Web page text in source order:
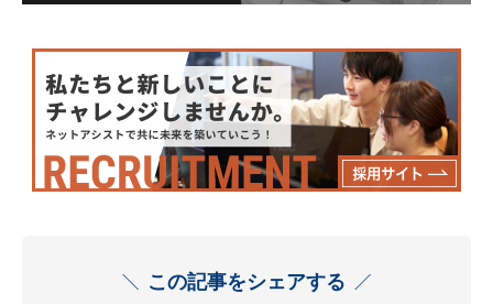
この記事をシェアする